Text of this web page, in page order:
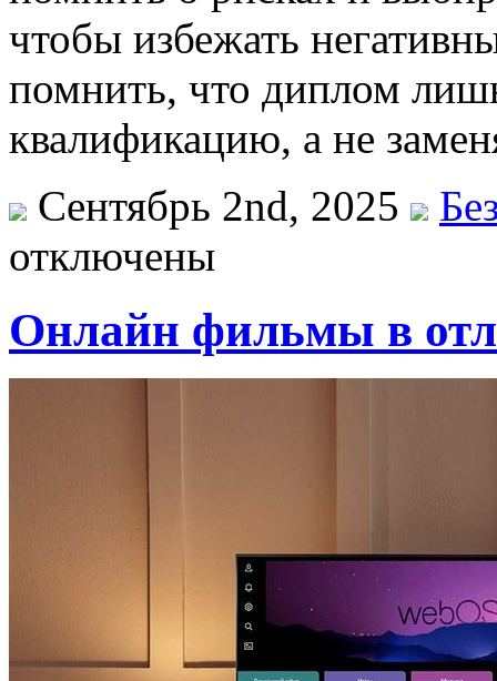
чтобы избежать
помнить, что диплом
квалификацию, а не
Сентябрь 2nd, 2025
отключены
Онлайн фильмы в